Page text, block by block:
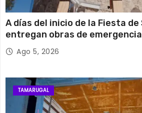
A días del inicio de la Fiesta de
entregan obras de
su histórico campanario
Ago 5, 2026
TAMARUGAL